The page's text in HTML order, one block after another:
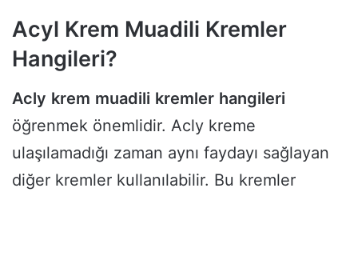
Acyl Krem Muadili Kremler
Hangileri?
Acly krem muadili kremler hangileri
öğrenmek önemlidir. Acly kreme
ulaşılamadığı zaman aynı faydayı sağlayan
diğer kremler kullanılabilir. Bu kremler